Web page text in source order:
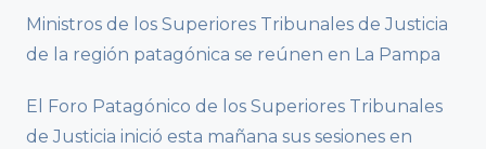
Ministros de los Superiores Tribunales de Justicia
de la región patagónica se reúnen en La Pampa
El Foro Patagónico de los Superiores Tribunales
de Justicia inició esta mañana sus sesiones en